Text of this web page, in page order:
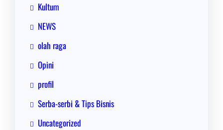
Kultum
NEWS
olah raga
Opini
profil
Serba-serbi & Tips Bisnis
Uncategorized